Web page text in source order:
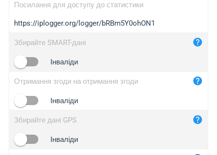
iplogger.com
maper.info
2no.co
yip.su
iplogger.info
Посилання для доступу до статистики
https://iplogger.org/logger/bRBm5Y0ohON1
Збирайте SMART-дані
Інваліди
Отримання згоди на отримання згоди
Інваліди
Збирайте дані GPS
Інваліди